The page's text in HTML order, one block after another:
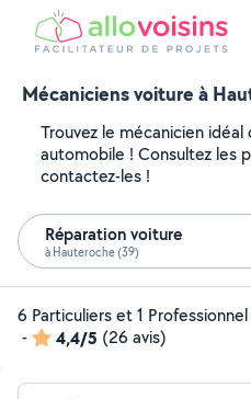
Mécaniciens voiture à
Trouvez le mécanicien
automobile ! Consultez les
contactez-les !
Réparation voiture
à Hauteroche (39)
6 Particuliers et 1
-
4,4/5 (26 avis)